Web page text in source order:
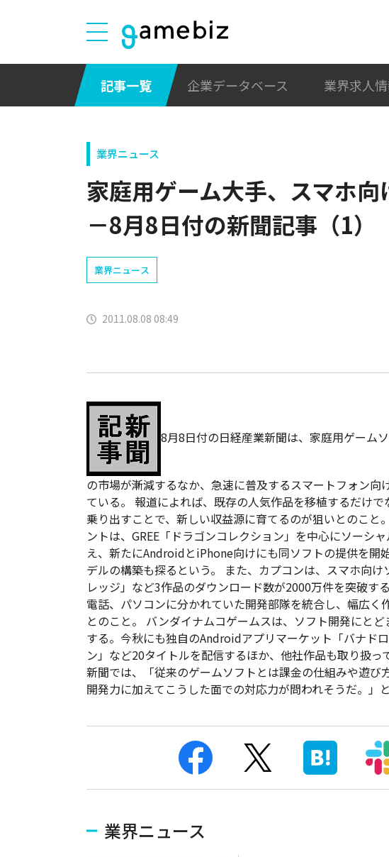
記事一覧 企業データベース 業界求人
業界ニュース
家庭用ゲーム大手、スマホ向
－8月8日付の新聞記事（1）
業界ニュース
2011.08.08 08:49
8月8日付の日経産業新聞は、家庭用ゲーム
の市場が漸減するなか、急速に普及するスマートフォン向
ている。 報道によれば、既存の人気作品を移植するだけ
乗り出すことで、新しい収益源に育てるのが狙いとのこと
ントは、GREE「ドラゴンコレクション」を中心にソーシ
え、新たにAndroidとiPhone向けにも同ソフトの提供を開
デルの構築も探るという。 また、カプコンは、スマホ向
レッジ」など3作品のダウンロード数が2000万件を突破す
電話、パソコンに分かれていた開発部隊を統合し、幅広く
とのこと。 バンダイナムコゲームスは、ソフト開発にと
する。今秋にも独自のAndroidアプリマーケット「バナド
ン」など20タイトルを配信するほか、他社作品も取り扱
新聞では、「従来のゲームソフトとは課金の仕組みや遊び
開発力に加えてこうした面での対応力が問われそうだ。」
業界ニュース